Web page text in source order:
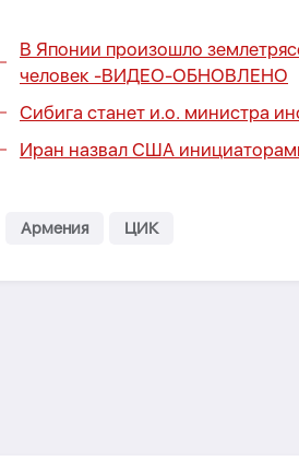
В Японии произошло
человек -ВИДЕО-ОБНОВЛЕНО
Сибига станет и.о. министра
Иран назвал США
Армения ЦИК